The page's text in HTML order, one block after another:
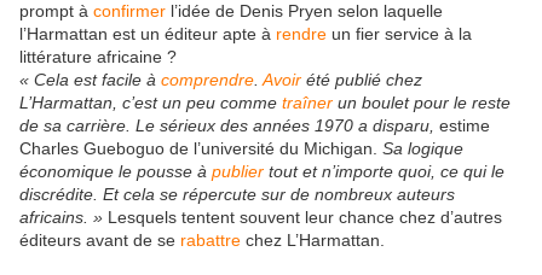
prompt à confirmer l’idée de Denis Pryen selon laquelle
l’Harmattan est un éditeur apte à rendre un fier service à la
littérature africaine ?
« Cela est facile à comprendre Avoir été publié chez
L’Harmattan, c’est un peu comme traîner un boulet pour le reste
de sa carrière. Le sérieux des années 1970 a disparu, estime
Charles Gueboguo de l’université du Michigan. Sa logique
économique le pousse à publier tout et n’importe quoi, ce qui le
discrédite. Et cela se répercute sur de nombreux auteurs
africains. » Lesquels tentent souvent leur chance chez d’autres
éditeurs avant de se rabattre chez L’Harmattan.